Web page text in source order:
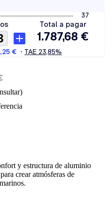
y estructura de aluminio
crear atmósferas de